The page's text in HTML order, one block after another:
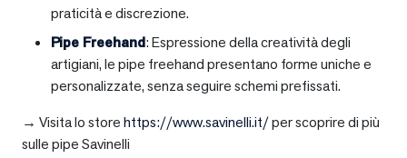
praticità e discrezione.
Pipe Freehand: Espressione della creatività degli
artigiani, le pipe freehand presentano forme uniche e
personalizzate, senza seguire schemi prefissati.
→ Visita lo storehttps://www.savinelli.it/per scoprire di più
sulle pipe Savinelli